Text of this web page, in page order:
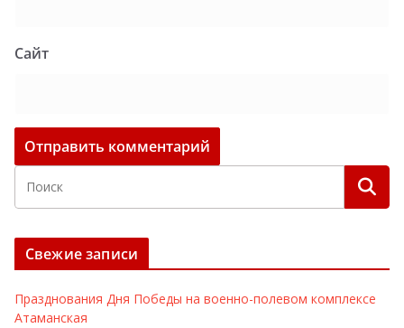
Сайт
Свежие записи
Празднования Дня Победы на военно-полевом комплексе
Атаманская